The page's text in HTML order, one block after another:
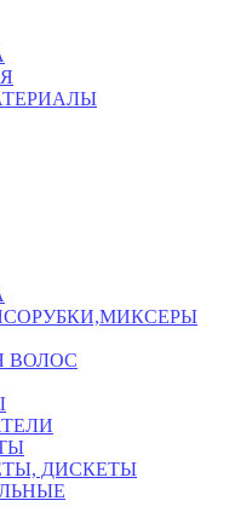
ВОЛОС
ДИСКЕТЫ